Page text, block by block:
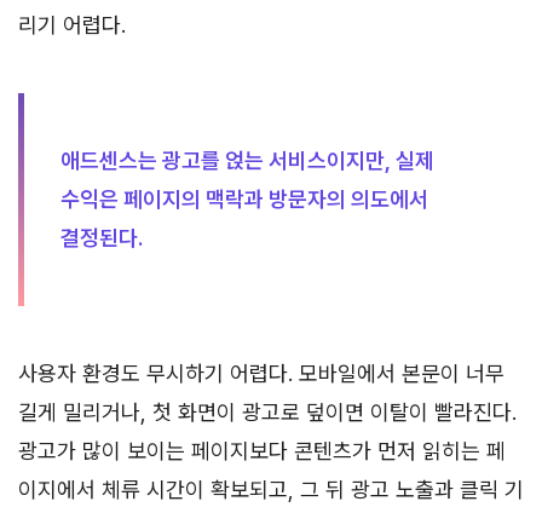
리기 어렵다.
애드센스는 광고를 얹는 서비스이지만, 실제
수익은 페이지의 맥락과 방문자의 의도에서
결정된다.
사용자 환경도 무시하기 어렵다. 모바일에서 본문이 너무
길게 밀리거나, 첫 화면이 광고로 덮이면 이탈이 빨라진다.
광고가 많이 보이는 페이지보다 콘텐츠가 먼저 읽히는 페
이지에서 체류 시간이 확보되고, 그 뒤 광고 노출과 클릭 기